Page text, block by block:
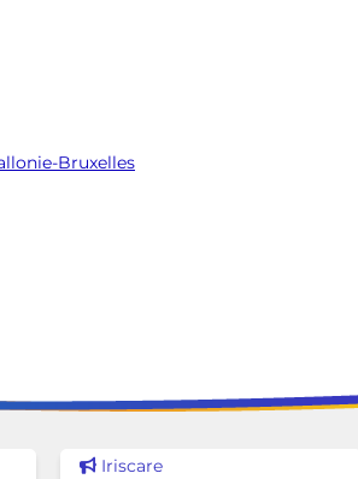
Bruxelles
Voir cette news
Iriscare